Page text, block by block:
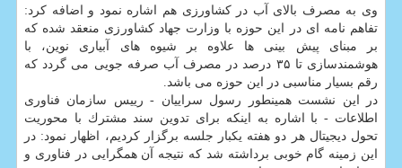
وی به مصرف بالای آب در كشاورزی هم اشاره نمود و اضافه كرد:
تفاهم نامه ای در این حوزه با وزارت جهاد كشاورزی منعقد شده كه
بر مبنای پیش بینی ها علاوه بر شیوه های آبیاری نوین، با
هوشمندسازی تا ۳۵ درصد در مصرف آب صرفه جویی می گردد كه
رقم بسیار مناسبی در این حوزه می باشد.
در این نشست همینطور رسول سراییان - رییس سازمان فناوری
اطلاعات - با اشاره به اینكه برای تدوین سند مشترك با محوریت
تحول دیجیتال هر دو هفته یكبار جلسه برگزار كردیم، اظهار نمود: در
این زمینه گام خوبی برداشته شد كه نتیجه آن همگرایی در فناوری و